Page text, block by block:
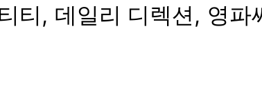
티, 데일리 디렉션, 영